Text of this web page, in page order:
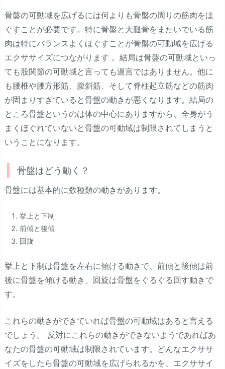
骨盤の可動域を広げるには何よりも骨盤の周りの筋肉をほ
ぐすことが必要です。特に骨盤と大腿骨をまたいでいる筋
肉は特にバランスよくほぐすことが骨盤の可動域を広げる
エクササイズにつながります 。結局は骨盤の可動域といっ
ても股関節の可動域と言っても過言ではありません。他に
も腰椎や腰方形筋、腹斜筋、そして脊柱起立筋などの筋肉
が固まりすぎていると骨盤の動きが悪くなります。結局の
ところ骨盤というのは体の中心にありますから、全身がう
まくほぐれていないと骨盤の可動域は制限されてしまうと
いうことになります。
骨盤はどう動く？
骨盤には基本的に数種類の動きがあります。
挙上と下制
前傾と後傾
回旋
挙上と下制は骨盤を左右に傾ける動きで、前傾と後傾は前
後に骨盤を傾ける動き、回旋は骨盤をぐるぐる回す動きで
す。
これらの動きができていれば骨盤の可動域はあると言える
でしょう。 反対にこれらの動きができないようであればあ
なたの骨盤の可動域は制限されています。どんなエクササ
イズをしたら骨盤の可動域を広げられるかを、エクササイ